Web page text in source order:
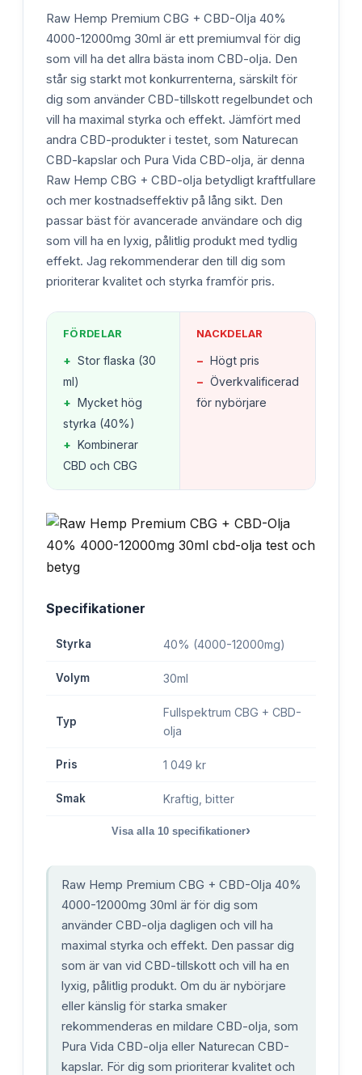
Raw Hemp Premium CBG + CBD-Olja 40%
4000-12000mg 30ml är ett premiumval för dig
som vill ha det allra bästa inom CBD-olja. Den
står sig starkt mot konkurrenterna, särskilt för
dig som använder CBD-tillskott regelbundet och
vill ha maximal styrka och effekt. Jämfört med
andra CBD-produkter i testet, som Naturecan
CBD-kapslar och Pura Vida CBD-olja, är denna
Raw Hemp CBG + CBD-olja betydligt kraftfullare
och mer kostnadseffektiv på lång sikt. Den
passar bäst för avancerade användare och dig
som vill ha en lyxig, pålitlig produkt med tydlig
effekt. Jag rekommenderar den till dig som
prioriterar kvalitet och styrka framför pris.
FÖRDELAR
+ Stor flaska (30
ml)
+ Mycket hög
styrka (40%)
+ Kombinerar
CBD och CBG
NACKDELAR
− Högt pris
− Överkvalificerad
för nybörjare
Specifikationer
Styrka 40% (4000-12000mg)
Volym 30ml
Typ
Fullspektrum CBG + CBD-
olja
Pris 1 049 kr
Smak Kraftig, bitter
Visa alla 10 specifikationer›
Raw Hemp Premium CBG + CBD-Olja 40%
4000-12000mg 30ml är för dig som
använder CBD-olja dagligen och vill ha
maximal styrka och effekt. Den passar dig
som är van vid CBD-tillskott och vill ha en
lyxig, pålitlig produkt. Om du är nybörjare
eller känslig för starka smaker
rekommenderas en mildare CBD-olja, som
Pura Vida CBD-olja eller Naturecan CBD-
kapslar. För dig som prioriterar kvalitet och